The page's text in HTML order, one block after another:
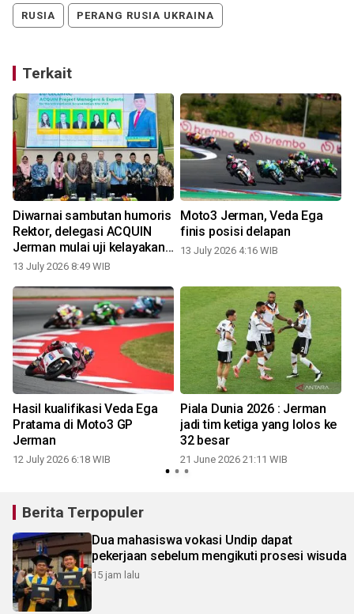
RUSIA PERANG RUSIA UKRAINA
Terkait
Diwarnai sambutan humoris
Rektor, delegasi ACQUIN
Jerman mulai uji kelayakan
mutu 38 prodi UIN
13 July 2026 8:49 WIB
Moto3 Jerman, Veda Ega
finis posisi delapan
13 July 2026 4:16 WIB
Hasil kualifikasi Veda Ega
Pratama di Moto3 GP
Jerman
12 July 2026 6:18 WIB
Piala Dunia 2026 : Jerman
jadi tim ketiga yang lolos ke
32 besar
21 June 2026 21:11 WIB
Berita Terpopuler
Dua mahasiswa vokasi Undip dapat
pekerjaan sebelum mengikuti prosesi wisuda
15 jam lalu